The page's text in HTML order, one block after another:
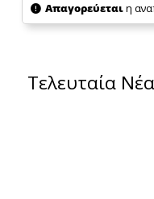
Απαγορεύεταιη
Τελευταία Νέα